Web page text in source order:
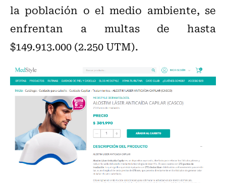
la población o el medio ambiente, se
enfrentan a multas de hasta
$149.913.000 (2.250 UTM).